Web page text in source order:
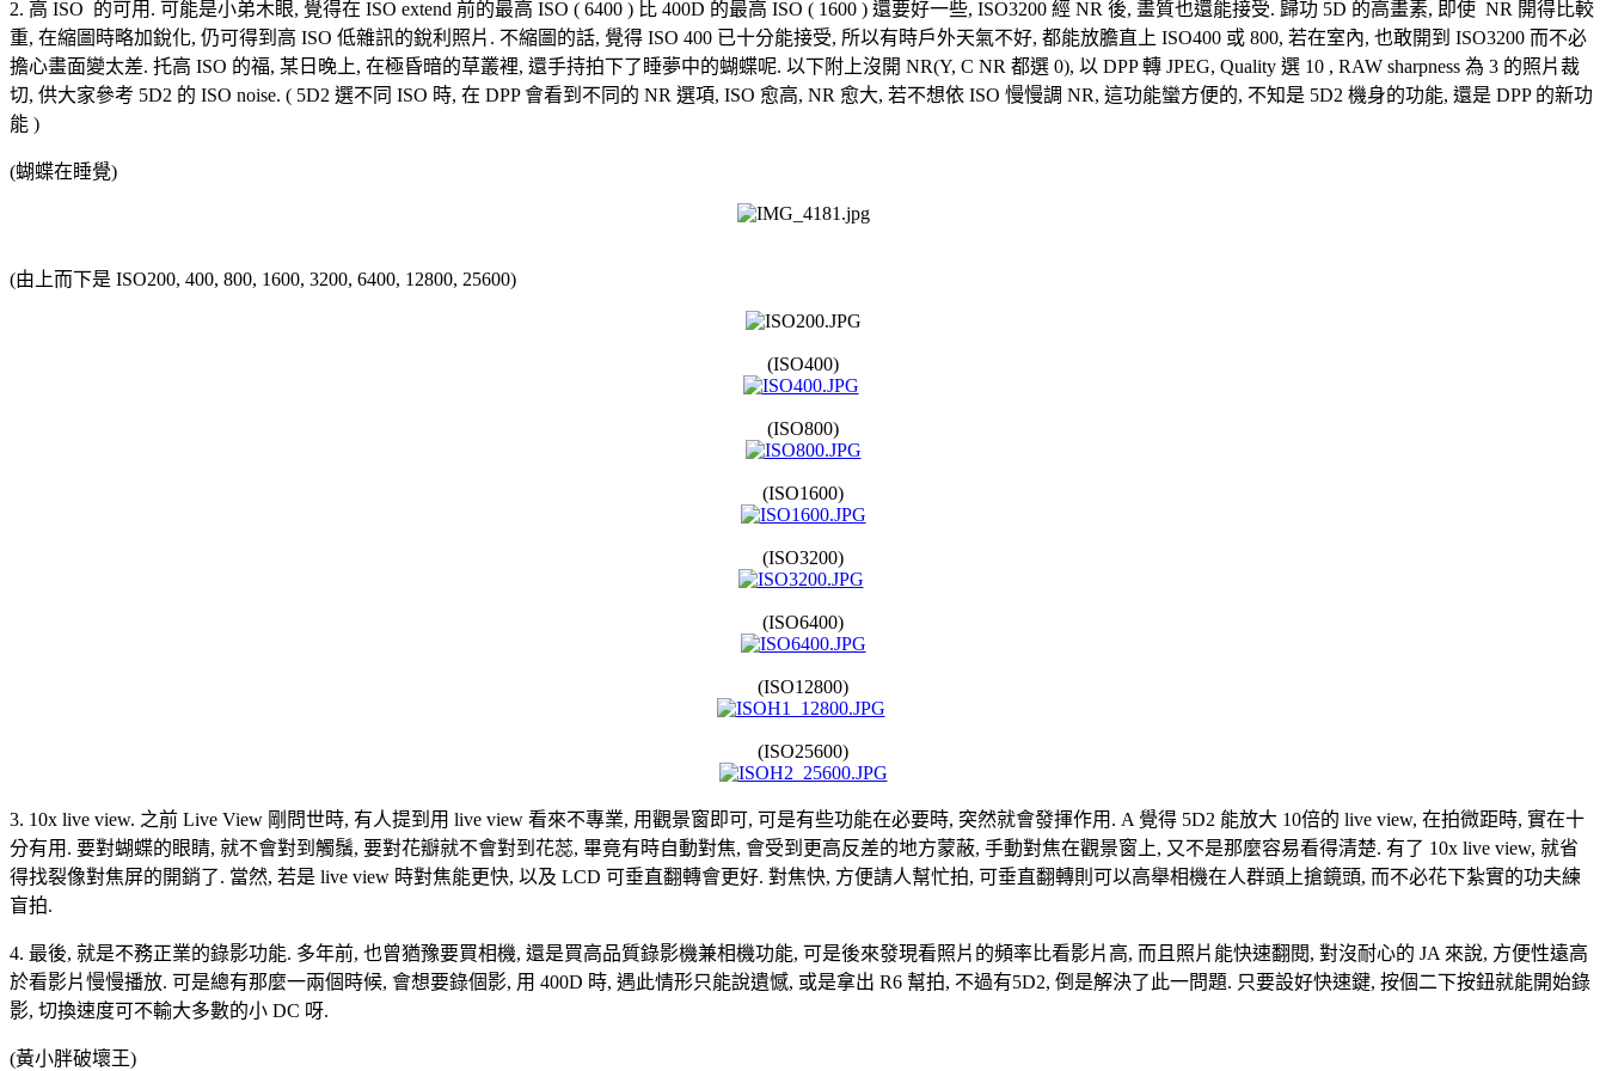
2. 高 ISO 的可用. 可能是小弟木眼, 覺得在 ISO extend 前的最高 ISO ( 6400 ) 比 400D 的最高 ISO ( 1600 ) 還要好一些, ISO3200 經 NR 後, 畫質也還能接受. 歸功 5D 的高畫素, 即使 NR 開得比較
重, 在縮圖時略加銳化, 仍可得到高 ISO 低雜訊的銳利照片. 不縮圖的話, 覺得 ISO 400 已十分能接受, 所以有時戶外天氣不好, 都能放膽直上 ISO400 或 800, 若在室內, 也敢開到 ISO3200 而不必
擔心畫面變太差. 托高 ISO 的福, 某日晚上, 在極昏暗的草叢裡, 還手持拍下了睡夢中的蝴蝶呢. 以下附上沒開 NR(Y, C NR 都選 0), 以 DPP 轉 JPEG, Quality 選 10 , RAW sharpness 為 3 的照片裁
切, 供大家參考 5D2 的 ISO noise. ( 5D2 選不同 ISO 時, 在 DPP 會看到不同的 NR 選項, ISO 愈高, NR 愈大, 若不想依 ISO 慢慢調 NR, 這功能蠻方便的, 不知是 5D2 機身的功能, 還是 DPP 的新功
能 )
(蝴蝶在睡覺)
(由上而下是 ISO200, 400, 800, 1600, 3200, 6400, 12800, 25600)
(ISO400)
(ISO800)
(ISO1600)
(ISO3200)
(ISO6400)
(ISO12800)
(ISO25600)
3. 10x live view. 之前 Live View 剛問世時, 有人提到用 live view 看來不專業, 用觀景窗即可, 可是有些功能在必要時, 突然就會發揮作用. A 覺得 5D2 能放大 10倍的 live view, 在拍微距時, 實在十
分有用. 要對蝴蝶的眼睛, 就不會對到觸鬚, 要對花瓣就不會對到花蕊, 畢竟有時自動對焦, 會受到更高反差的地方蒙蔽, 手動對焦在觀景窗上, 又不是那麼容易看得清楚. 有了 10x live view, 就省
得找裂像對焦屏的開銷了. 當然, 若是 live view 時對焦能更快, 以及 LCD 可垂直翻轉會更好. 對焦快, 方便請人幫忙拍, 可垂直翻轉則可以高舉相機在人群頭上搶鏡頭, 而不必花下紮實的功夫練
盲拍.
4. 最後, 就是不務正業的錄影功能. 多年前, 也曾猶豫要買相機, 還是買高品質錄影機兼相機功能, 可是後來發現看照片的頻率比看影片高, 而且照片能快速翻閱, 對沒耐心的 JA 來說, 方便性遠高
於看影片慢慢播放. 可是總有那麼一兩個時候, 會想要錄個影, 用 400D 時, 遇此情形只能說遺憾, 或是拿出 R6 幫拍, 不過有5D2, 倒是解決了此一問題. 只要設好快速鍵, 按個二下按鈕就能開始錄
影, 切換速度可不輸大多數的小 DC 呀.
(黃小胖破壞王)